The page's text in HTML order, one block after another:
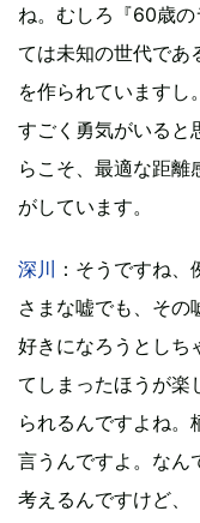
ね。むしろ『60歳
ては未知の世代であ
を作られていますし
すごく勇気がいると
らこそ、最適な距離
がしています。
深川 ：そうですね
さまな嘘でも、その
好きになろうとしち
てしまったほうが楽
られるんですよね。
言うんですよ。な
考えるんですけど、